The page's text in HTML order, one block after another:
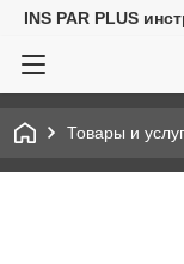
INS PAR PLUS
Товары и